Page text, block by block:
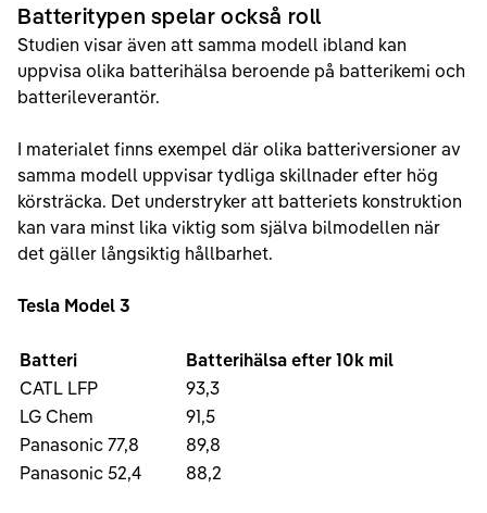
Batteritypen spelar också roll
Studien visar även att samma modell ibland kan
uppvisa olika batterihälsa beroende på batterikemi och
batterileverantör.
I materialet finns exempel där olika batteriversioner av
samma modell uppvisar tydliga skillnader efter hög
körsträcka. Det understryker att batteriets konstruktion
kan vara minst lika viktig som själva bilmodellen när
det gäller långsiktig hållbarhet.
Tesla Model 3
Batteri
Batterihälsa efter 10k mil
CATL LFP
93,3
LG Chem
91,5
Panasonic 77,8
89,8
Panasonic 52,4
88,2